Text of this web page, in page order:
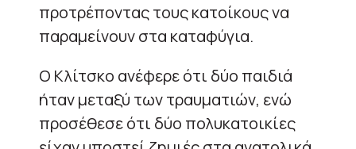
προτρέποντας τους κατοίκους να
παραμείνουν στα καταφύγια.
Ο Κλίτσκο ανέφερε ότι δύο παιδιά
ήταν μεταξύ των τραυματιών, ενώ
προσέθεσε ότι δύο πολυκατοικίες